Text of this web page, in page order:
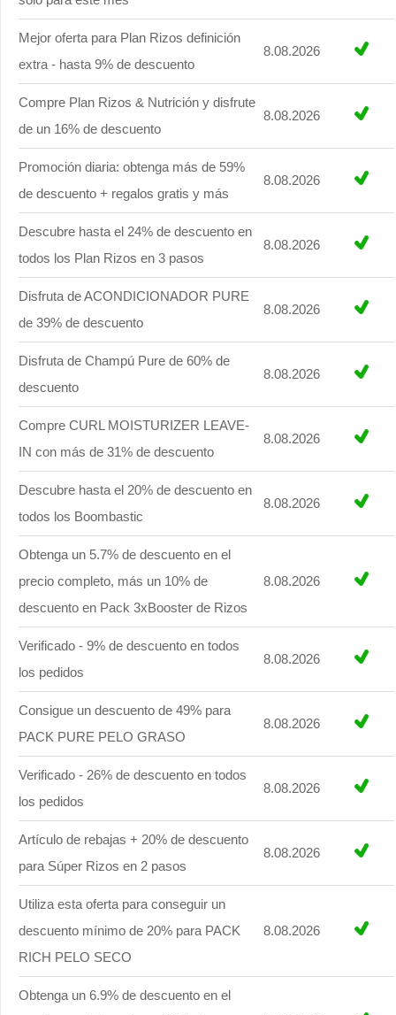
Mejor oferta para Plan Rizos definición
extra - hasta 9% de descuento
8.08.2026
Compre Plan Rizos & Nutrición y disfrute
de un 16% de descuento
8.08.2026
Promoción diaria: obtenga más de 59%
de descuento + regalos gratis y más
8.08.2026
Descubre hasta el 24% de descuento en
todos los Plan Rizos en 3 pasos
8.08.2026
Disfruta de ACONDICIONADOR PURE
de 39% de descuento
8.08.2026
Disfruta de Champú Pure de 60% de
descuento
8.08.2026
Compre CURL MOISTURIZER LEAVE-
IN con más de 31% de descuento
8.08.2026
Descubre hasta el 20% de descuento en
todos los Boombastic
8.08.2026
Obtenga un 5.7% de descuento en el
precio completo, más un 10% de
descuento en Pack 3xBooster de Rizos
8.08.2026
Verificado - 9% de descuento en todos
los pedidos
8.08.2026
Consigue un descuento de 49% para
PACK PURE PELO GRASO
8.08.2026
Verificado - 26% de descuento en todos
los pedidos
8.08.2026
Artículo de rebajas + 20% de descuento
para Súper Rizos en 2 pasos
8.08.2026
Utiliza esta oferta para conseguir un
descuento mínimo de 20% para PACK
RICH PELO SECO
8.08.2026
Obtenga un 6.9% de descuento en el